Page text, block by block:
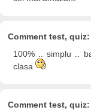
Comment test, quiz:
100% .. simplu ..
clasa
Comment test, quiz: